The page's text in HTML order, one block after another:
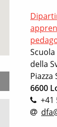
della
Piazza
6600
+41